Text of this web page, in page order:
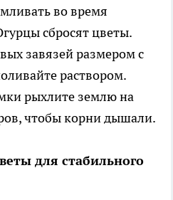
во время
сбросят цветы.
завязей размером с
раствором.
рыхлите землю на
чтобы корни дышали.
для стабильного